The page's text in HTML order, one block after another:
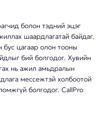
болон тэдний эцэг
шаардлагатай байдаг.
цагаар олон тооны
бий болгодог. Хувийн
нь ажил амьдралын
мессежтэй холбоотой
болгодог. CallPro